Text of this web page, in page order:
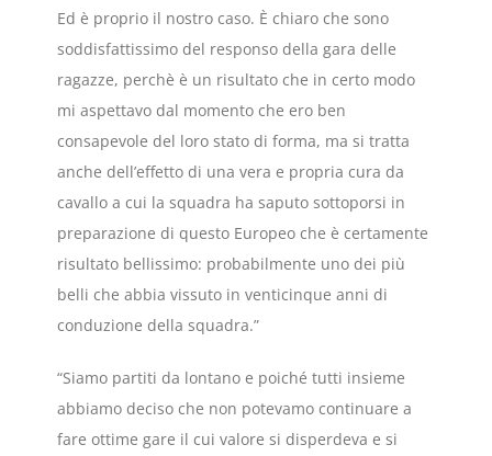
Ed è proprio il nostro caso. È chiaro che sono
soddisfattissimo del responso della gara delle
ragazze, perchè è un risultato che in certo modo
mi aspettavo dal momento che ero ben
consapevole del loro stato di forma, ma si tratta
anche dell’effetto di una vera e propria cura da
cavallo a cui la squadra ha saputo sottoporsi in
preparazione di questo Europeo che è certamente
risultato bellissimo: probabilmente uno dei più
belli che abbia vissuto in venticinque anni di
conduzione della squadra.”
“Siamo partiti da lontano e poiché tutti insieme
abbiamo deciso che non potevamo continuare a
fare ottime gare il cui valore si disperdeva e si